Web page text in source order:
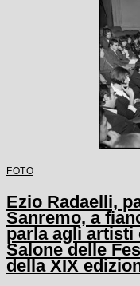
FOTO
Ezio Radaelli,
Sanremo, a
parla agli artisti
Salone delle
della XIX